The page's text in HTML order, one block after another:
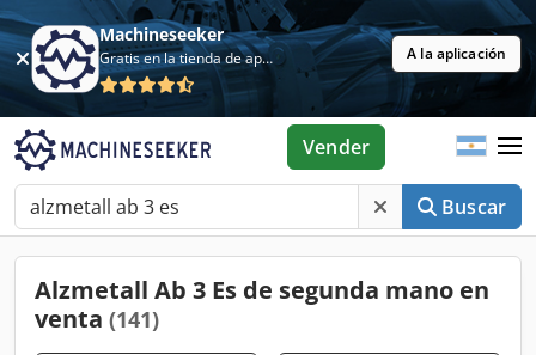
Machineseeker
Gratis en la tienda de aplicaciones A la aplicación
Buscar
Vender
Alzmetall Ab 3 Es de segunda mano en
venta (141)